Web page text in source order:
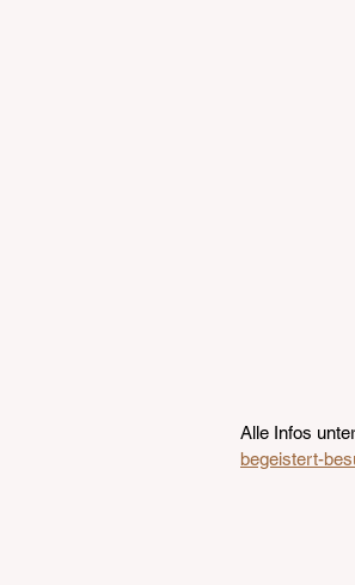
Alle Infos
begeistert-